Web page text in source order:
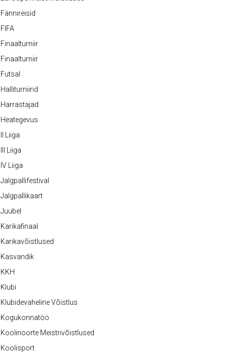
Fännireisid
FIFA
Finaalturniir
Finaalturniir
Futsal
Halliturniirid
Harrastajad
Heategevus
II Liiga
III Liiga
IV Liiga
Jalgpallifestival
Jalgpallikaart
Juubel
Karikafinaal
Karikavõistlused
Kasvandik
KKH
Klubi
Klubidevaheline Võistlus
Kogukonnatöö
Koolinoorte Meistrivõistlused
Koolisport